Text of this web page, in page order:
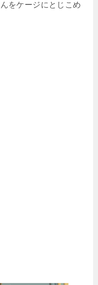
をケージにとじこめ